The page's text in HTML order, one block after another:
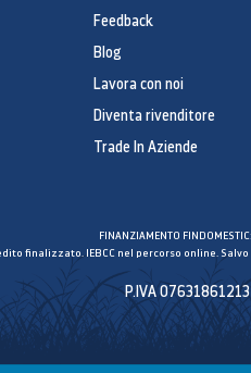
Feedback
Blog
Lavora con noi
Diventa rivenditore
Trade In Aziende
FINANZIAMENTO
finalizzato. IEBCC nel percorso online.
P.IVA